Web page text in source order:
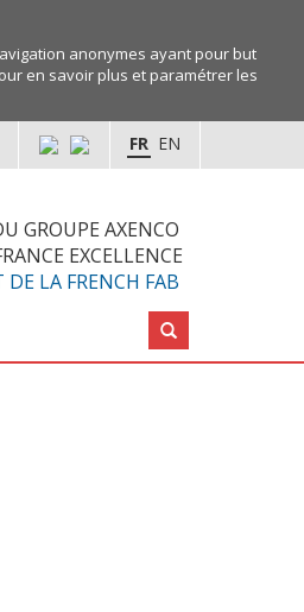
anonymes ayant pour but
en savoir plus et paramétrer les
EN
FR
GROUPE AXENCO
EXCELLENCE
DE LA FRENCH FAB